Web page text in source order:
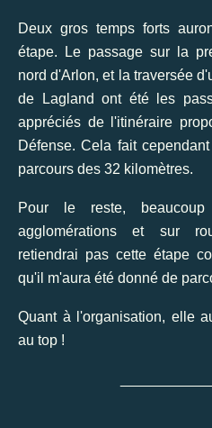
Deux gros temps forts
étape. Le passage sur la
nord d'Arlon, et la traversée
de Lagland ont été les
appréciés de l'itinéraire
Défense. Cela fait
parcours des 32 kilomètres.
Pour le reste,
agglomérations et sur
retiendrai pas cette étape
qu'il m'aura été donné de
Quant à l'organisation, elle
au top !